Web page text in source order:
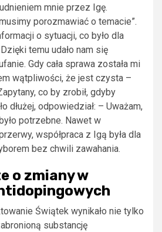
mnie przez Igę.
porozmawiać o temacie”.
o sytuacji, co było dla
temu udało nam się
Gdy cała sprawa została mi
wątpliwości, że jest czysta –
co by zrobił, gdyby
dłużej, odpowiedział: – Uważam,
potrzebne. Nawet w
współpraca z Igą była dla
bez chwili zawahania.
o zmiany w
Świątek wynikało nie tylko
substancję